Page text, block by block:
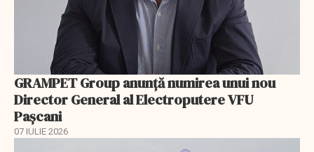
GRAMPET Group anunță numirea unui nou
Director General al Electroputere VFU
Pașcani
07 IULIE 2026